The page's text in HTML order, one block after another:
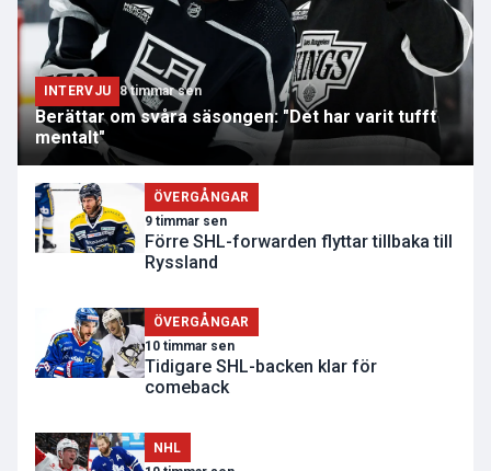
INTERVJU 8 timmar sen
Berättar om svåra säsongen: "Det har varit tufft
mentalt"
ÖVERGÅNGAR
9 timmar sen
Förre SHL-forwarden flyttar tillbaka till
Ryssland
ÖVERGÅNGAR
10 timmar sen
Tidigare SHL-backen klar för
comeback
NHL